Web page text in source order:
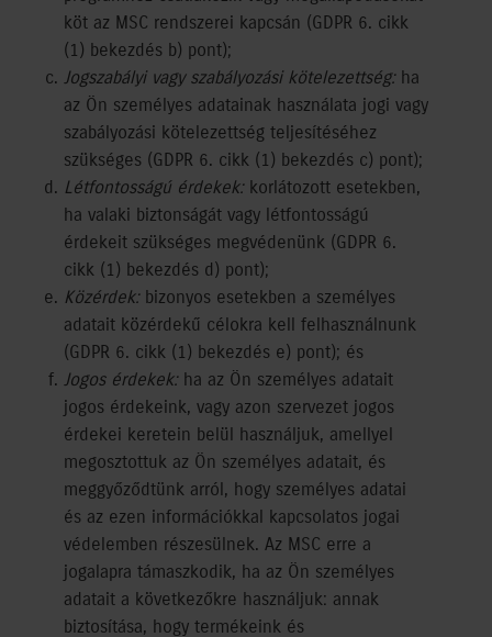
köt az MSC rendszerei kapcsán (GDPR 6. cikk
(1) bekezdés b) pont);
Jogszabályi vagy szabályozási kötelezettség:ha
az Ön személyes adatainak használata jogi vagy
szabályozási kötelezettség teljesítéséhez
szükséges (GDPR 6. cikk (1) bekezdés c) pont);
Létfontosságú érdekek:korlátozott esetekben,
ha valaki biztonságát vagy létfontosságú
érdekeit szükséges megvédenünk (GDPR 6.
cikk (1) bekezdés d) pont);
Közérdek:bizonyos esetekben a személyes
adatait közérdekű célokra kell felhasználnunk
(GDPR 6. cikk (1) bekezdés e) pont); és
Jogos érdekek:ha az Ön személyes adatait
jogos érdekeink, vagy azon szervezet jogos
érdekei keretein belül használjuk, amellyel
megosztottuk az Ön személyes adatait, és
meggyőződtünk arról, hogy személyes adatai
és az ezen információkkal kapcsolatos jogai
védelemben részesülnek. Az MSC erre a
jogalapra támaszkodik, ha az Ön személyes
adatait a következőkre használjuk: annak
biztosítása, hogy termékeink és